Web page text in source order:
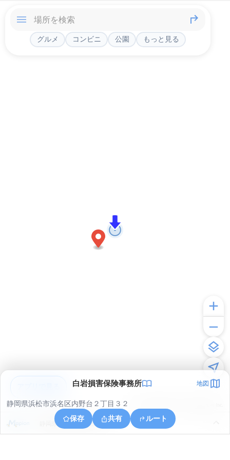
グルメ コンビニ 公園 もっと見る
白岩損害保険事務所 地図
静岡県浜松市浜名区内野台２丁目３２
保存
共有 ルート
静岡県浜松市浜名区平口